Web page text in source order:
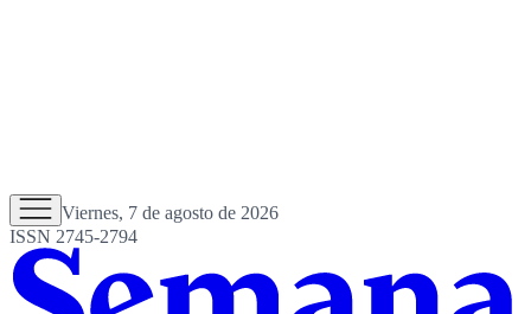
Viernes, 7 de agosto de 2026
ISSN 2745-2794